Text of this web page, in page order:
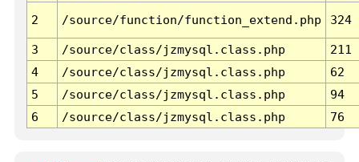
2 /source/function/function_extend.php 324
3 /source/class/jzmysql.class.php
211
4
/source/class/jzmysql.class.php
62
5
/source/class/jzmysql.class.php
94
6
/source/class/jzmysql.class.php 76